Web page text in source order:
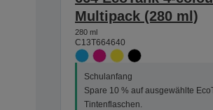
Multipack (280 ml)
280 ml
C13T664640
Schulanfang
Spare 10 % auf ausgewählte
Tintenflaschen.